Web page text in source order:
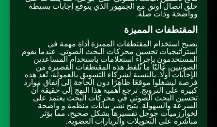
خلق اتصال أوثق مع الجمهور الذي يتوقع إجابات بسيطة
وواضحة وذات صلة.
المقتطفات المميزة
يصبح استخدام المقتطفات المميزة أداة مهمة في
استراتيجيات تحسين محركات البحث الصوتي. عندما يقوم
المستخدمون بإجراء استعلامات باستخدام المساعدين
الصوتيين، غالبًا ما تُلفظ هذه المقتطفات القصيرة من
الإجابات أولًا. بالنسبة لشركاء التسويق بالعمولة، تُعد هذه
فرصة ليشغلوا موقعًا ظاهرًا دون الحاجة إلى إنفاق موارد
كبيرة على الترويج. ترجع أهمية هذا النهج إلى حقيقة أن
تحسين البحث الصوتي في محركات البحث يعتمد على
السرعة والسهولة. يتيح نشر بيانات منظمة و واضحة
لخوارزميات جوجل تفسيرها بشكل صحيح، مما يؤثر
مباشرة على التحويلات والزيارات العضوية.